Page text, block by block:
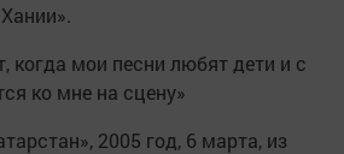
когда мои песни любят дети и с
ко мне на сцену»
2005 год, 6 марта, из